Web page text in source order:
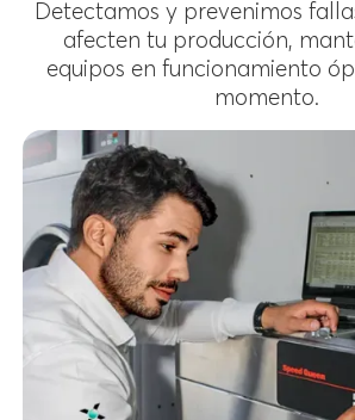
Detectamos y prevenimos
afecten tu producción,
equipos en funcionamiento
momento.